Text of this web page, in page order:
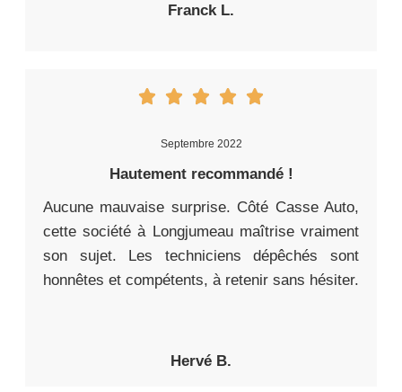
Franck L.
Septembre 2022
Hautement recommandé !
Aucune mauvaise surprise. Côté Casse Auto,
cette société à Longjumeau maîtrise vraiment
son sujet. Les techniciens dépêchés sont
honnêtes et compétents, à retenir sans hésiter.
Hervé B.